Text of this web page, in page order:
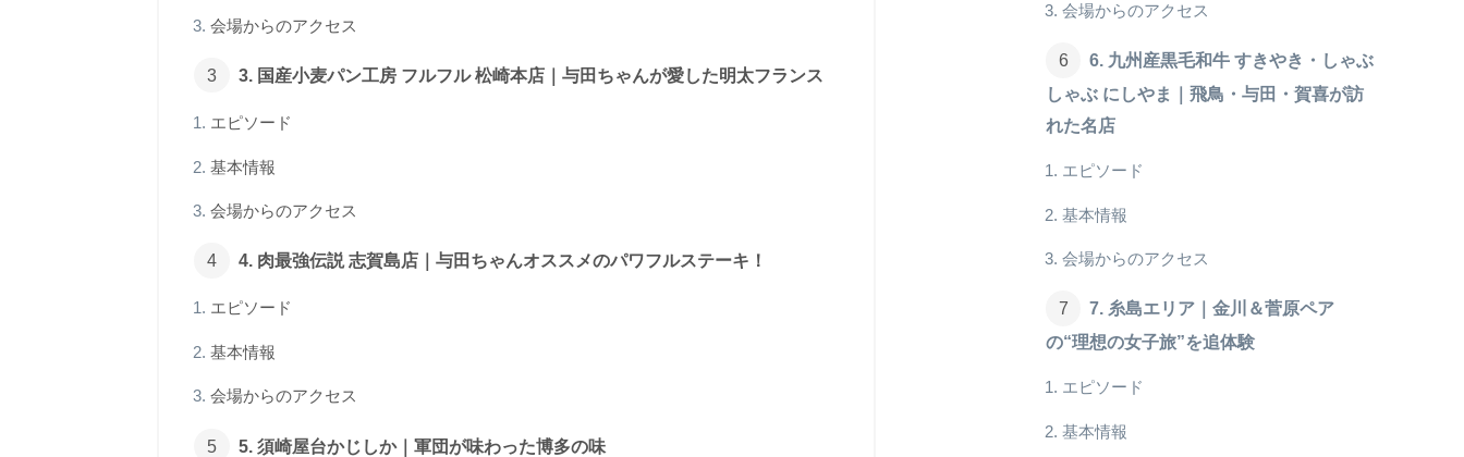
会場からのアクセス
3. 国産小麦パン工房 フルフル 松崎本店｜与田ちゃんが愛した明太フランス
エピソード
基本情報
会場からのアクセス
4. 肉最強伝説 志賀島店｜与田ちゃんオススメのパワフルステーキ！
エピソード
基本情報
会場からのアクセス
5. 須崎屋台かじしか｜軍団が味わった博多の味
会場からのアクセス
6. 九州産黒毛和牛 すきやき・しゃぶ
しゃぶ にしやま｜飛鳥・与田・賀喜が訪
れた名店
エピソード
基本情報
会場からのアクセス
7. 糸島エリア｜金川＆菅原ペア
の“理想の女子旅”を追体験
エピソード
基本情報